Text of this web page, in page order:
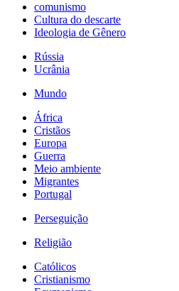
comunismo
Cultura do descarte
Ideologia de Gênero
Rússia
Ucrânia
Mundo
África
Cristãos
Europa
Guerra
Meio ambiente
Migrantes
Portugal
Perseguição
Religião
Católicos
Cristianismo